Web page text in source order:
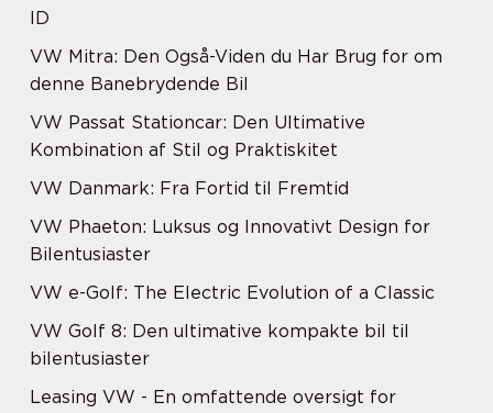
ID
VW Mitra: Den Også-Viden du Har Brug for om
denne Banebrydende Bil
VW Passat Stationcar: Den Ultimative
Kombination af Stil og Praktiskitet
VW Danmark: Fra Fortid til Fremtid
VW Phaeton: Luksus og Innovativt Design for
Bilentusiaster
VW e-Golf: The Electric Evolution of a Classic
VW Golf 8: Den ultimative kompakte bil til
bilentusiaster
Leasing VW - En omfattende oversigt for